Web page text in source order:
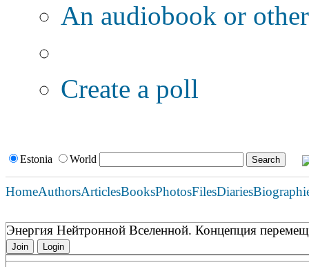
An audiobook or
Create a poll
Estonia World
HomeAuthorsArticlesBooksPhotosFilesDiaries
Энергия Нейтронной Вселенной. Концепция
Join Login